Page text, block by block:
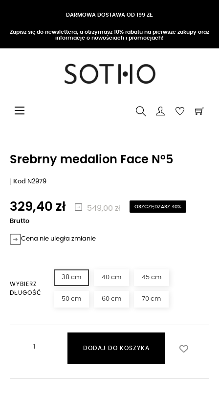
DARMOWA DOSTAWA OD 199 ZŁ
Zapisz się do newslettera, a otrzymasz 10% rabatu na pierwsze zakupy oraz
informacje o nowościach i promocjach!
Przełącz nawigację
☰
Srebrny medalion Face N°5
Kod N2979
329,40 zł 549,00 zł OSZCZĘDZASZ 40%
Brutto
Cena nie uległa zmianie
WYBIERZ
DŁUGOŚĆ
38 cm 40 cm 45 cm
50 cm 60 cm 70 cm
DODAJ DO KOSZYKA